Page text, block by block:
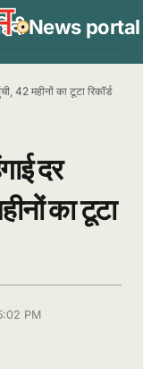
42 महीनों का टूटा रिकॉर्ड
दर
का टूटा
PM